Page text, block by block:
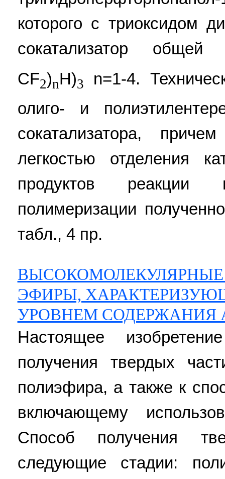
которого с триоксидом
сокатализатор
CF2)nH)3
n=1-4.
олиго- и
сокатализатора,
легкостью отделения
продуктов
полимеризации
табл., 4 пр.
ЭФИРЫ,
УРОВНЕМ СОДЕРЖАНИЯ
Настоящее
получения твердых
полиэфира, а также к
включающему
Способ получения
следующие стадии: